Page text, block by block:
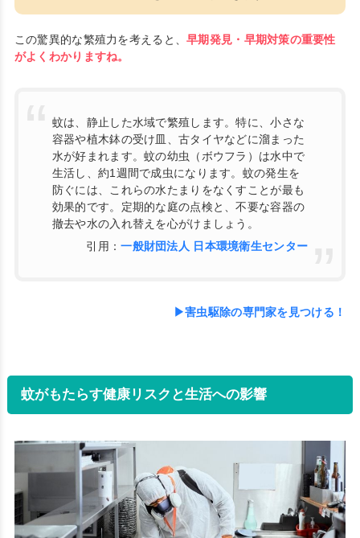
この驚異的な繁殖力を考えると、早期発見・早期対策の重要性
がよくわかりますね。
蚊は、静止した水域で繁殖します。特に、小さな
容器や植木鉢の受け皿、古タイヤなどに溜まった
水が好まれます。蚊の幼虫（ボウフラ）は水中で
生活し、約1週間で成虫になります。蚊の発生を
防ぐには、これらの水たまりをなくすことが最も
効果的です。定期的な庭の点検と、不要な容器の
撤去や水の入れ替えを心がけましょう。
引用：一般財団法人 日本環境衛生センター
▶害虫駆除の専門家を見つける！
蚊がもたらす健康リスクと生活への影響